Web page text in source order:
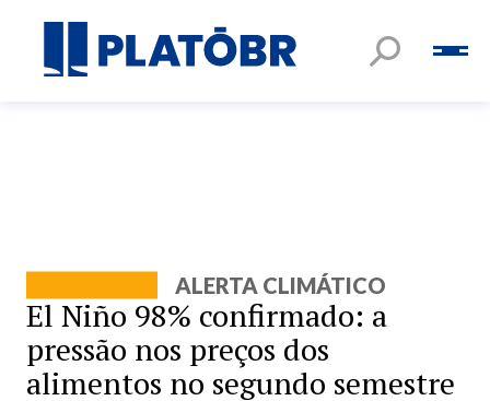
ALERTA CLIMÁTICO
El Niño 98% confirmado: a
pressão nos preços dos
alimentos no segundo semestre